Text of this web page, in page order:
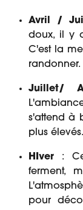
Avril /
doux, il y
C'est la
randonner.
Juillet/
s'attend à
plus élevés.
HIver :
ferment,
pour